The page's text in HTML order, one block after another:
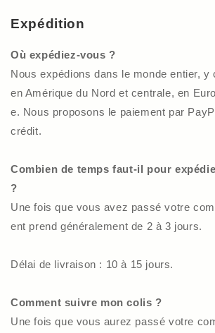
Expédition
Où expédiez-vous ?
Nous expédions dans le monde entier, y
en Amérique du Nord et centrale, en
e. Nous proposons le paiement par
crédit.
Combien de temps faut-il pour
?
Une fois que vous avez passé votre
ent prend généralement de 2 à 3 jours.
Délai de livraison : 10 à 15 jours.
Comment suivre mon colis ?
Une fois que vous aurez passé votre